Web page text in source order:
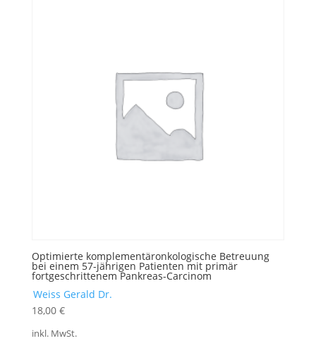
Optimierte komplementäronkologische Betreuung
bei einem 57-jährigen Patienten mit primär
fortgeschrittenem Pankreas-Carcinom
Weiss Gerald Dr.
18,00 €
inkl. MwSt.